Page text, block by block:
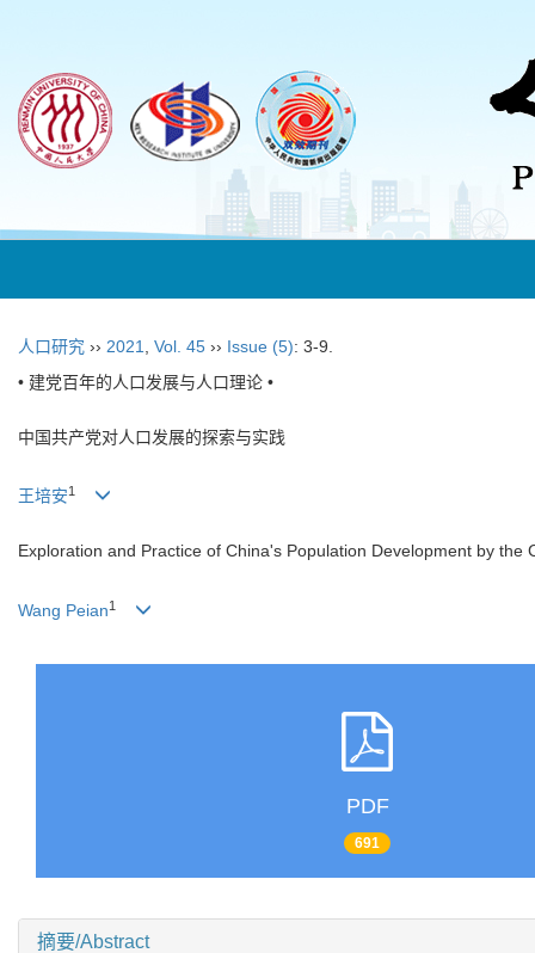
人口研究 ›› 2021 Vol. 45 ›› Issue (5): 3-9.
• 建党百年的人口发展与人口理论 •
中国共产党对人口发展的探索与实践
王培安1
Exploration and Practice of China's Population Development by the
Wang Peian1
PDF
691
摘要/Abstract